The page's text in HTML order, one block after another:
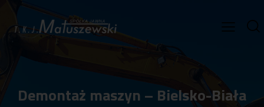
Demontaż maszyn – Bielsko-Biała